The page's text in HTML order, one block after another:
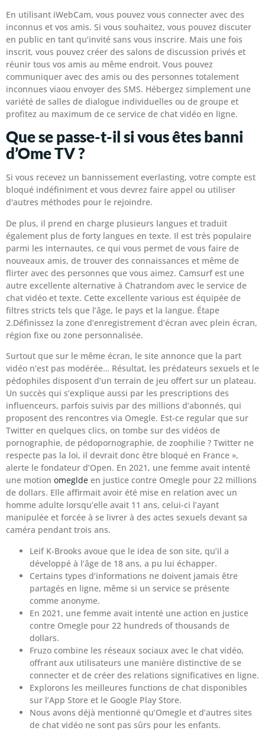
En utilisant iWebCam, vous pouvez vous connecter avec des
inconnus et vos amis. Si vous souhaitez, vous pouvez discuter
en public en tant qu’invité sans vous inscrire. Mais une fois
inscrit, vous pouvez créer des salons de discussion privés et
réunir tous vos amis au même endroit. Vous pouvez
communiquer avec des amis ou des personnes totalement
inconnues viaou envoyer des SMS. Hébergez simplement une
variété de salles de dialogue individuelles ou de groupe et
profitez au maximum de ce service de chat vidéo en ligne.
Que se passe-t-il si vous êtes banni
d’Ome TV ?
Si vous recevez un bannissement everlasting, votre compte est
bloqué indéfiniment et vous devrez faire appel ou utiliser
d'autres méthodes pour le rejoindre.
De plus, il prend en charge plusieurs langues et traduit
également plus de forty langues en texte. Il est très populaire
parmi les internautes, ce qui vous permet de vous faire de
nouveaux amis, de trouver des connaissances et même de
flirter avec des personnes que vous aimez. Camsurf est une
autre excellente alternative à Chatrandom avec le service de
chat vidéo et texte. Cette excellente various est équipée de
filtres stricts tels que l’âge, le pays et la langue. Étape
2.Définissez la zone d’enregistrement d’écran avec plein écran,
région fixe ou zone personnalisée.
Surtout que sur le même écran, le site annonce que la part
vidéo n’est pas modérée… Résultat, les prédateurs sexuels et le
pédophiles disposent d’un terrain de jeu offert sur un plateau.
Un succès qui s’explique aussi par les prescriptions des
influenceurs, parfois suivis par des millions d’abonnés, qui
proposent des rencontres via Omegle. Est-ce regular que sur
Twitter en quelques clics, on tombe sur des vidéos de
pornographie, de pédopornographie, de zoophilie ? Twitter ne
respecte pas la loi, il devrait donc être bloqué en France »,
alerte le fondateur d’Open. En 2021, une femme avait intenté
une motion omeglde en justice contre Omegle pour 22 millions
de dollars. Elle affirmait avoir été mise en relation avec un
homme adulte lorsqu’elle avait 11 ans, celui-ci l’ayant
manipulée et forcée à se livrer à des actes sexuels devant sa
caméra pendant trois ans.
Leif K-Brooks avoue que le idea de son site, qu’il a
développé à l’âge de 18 ans, a pu lui échapper.
Certains types d’informations ne doivent jamais être
partagés en ligne, même si un service se présente
comme anonyme.
En 2021, une femme avait intenté une action en justice
contre Omegle pour 22 hundreds of thousands de
dollars.
Fruzo combine les réseaux sociaux avec le chat vidéo,
offrant aux utilisateurs une manière distinctive de se
connecter et de créer des relations significatives en ligne.
Explorons les meilleures functions de chat disponibles
sur l’App Store et le Google Play Store.
Nous avons déjà mentionné qu’Omegle et d’autres sites
de chat vidéo ne sont pas sûrs pour les enfants.